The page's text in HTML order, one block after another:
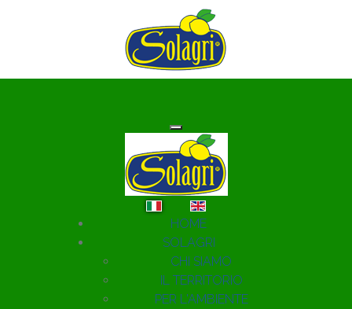
Seleziona la tua lingua
HOME
SOLAGRI
CHI SIAMO
IL TERRITORIO
PER L'AMBIENTE